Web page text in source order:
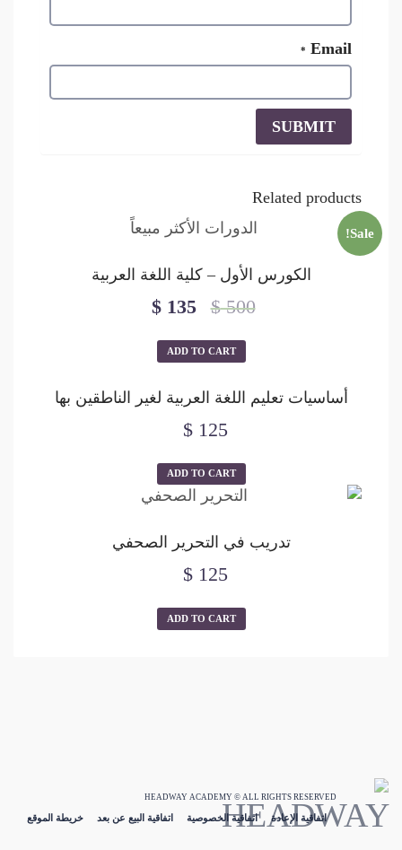
Email
*
Related products
Sale!
الكورس الأول – كلية اللغة العربية
$500
$135
ADD TO CART
أساسيات تعليم اللغة العربية لغير الناطقين بها
$ 125
ADD TO CART
تدريب في التحرير الصحفي
$ 125
ADD TO CART
HEADWAY ACADEMY © ALL RIGHTS RESERVED
خريطة الموقع اتفاقية البيع عن بعد اتفاقية الخصوصية اتفاقية الإعادة